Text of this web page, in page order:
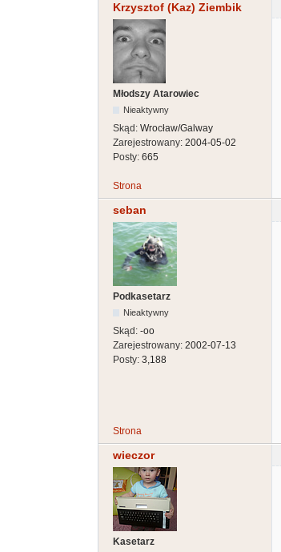
Krzysztof (Kaz) Ziembik
Młodszy Atarowiec
Nieaktywny
Skąd: Wrocław/Galway
Zarejestrowany: 2004-05-02
Posty: 665
Strona
seban
Podkasetarz
Nieaktywny
Skąd: -oo
Zarejestrowany: 2002-07-13
Posty: 3,188
Strona
wieczor
Kasetarz